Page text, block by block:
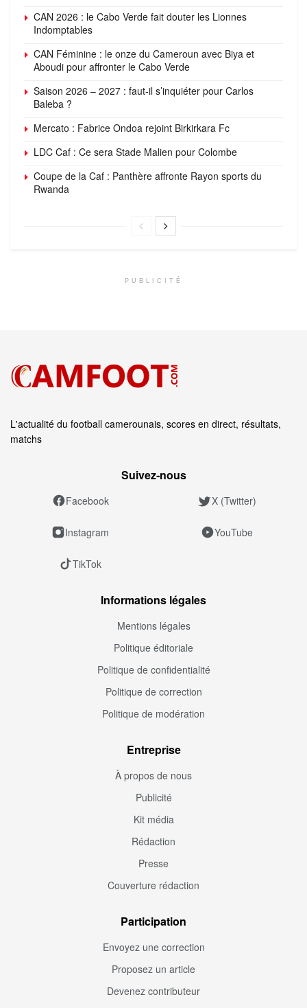
CAN 2026 : le Cabo Verde fait douter les Lionnes
Indomptables
CAN Féminine : le onze du Cameroun avec Biya et
Aboudi pour affronter le Cabo Verde
Saison 2026 – 2027 : faut-il s’inquiéter pour Carlos
Baleba ?
Mercato : Fabrice Ondoa rejoint Birkirkara Fc
LDC Caf : Ce sera Stade Malien pour Colombe
Coupe de la Caf : Panthère affronte Rayon sports du
Rwanda
PUBLICITÉ
L'actualité du football camerounais, scores en direct, résultats,
matchs
Suivez‑nous
Facebook X (Twitter)
Instagram YouTube
TikTok
Informations légales
Mentions légales
Politique éditoriale
Politique de confidentialité
Politique de correction
Politique de modération
Entreprise
À propos de nous
Publicité
Kit média
Rédaction
Presse
Couverture rédaction
Participation
Envoyez une correction
Proposez un article
Devenez contributeur